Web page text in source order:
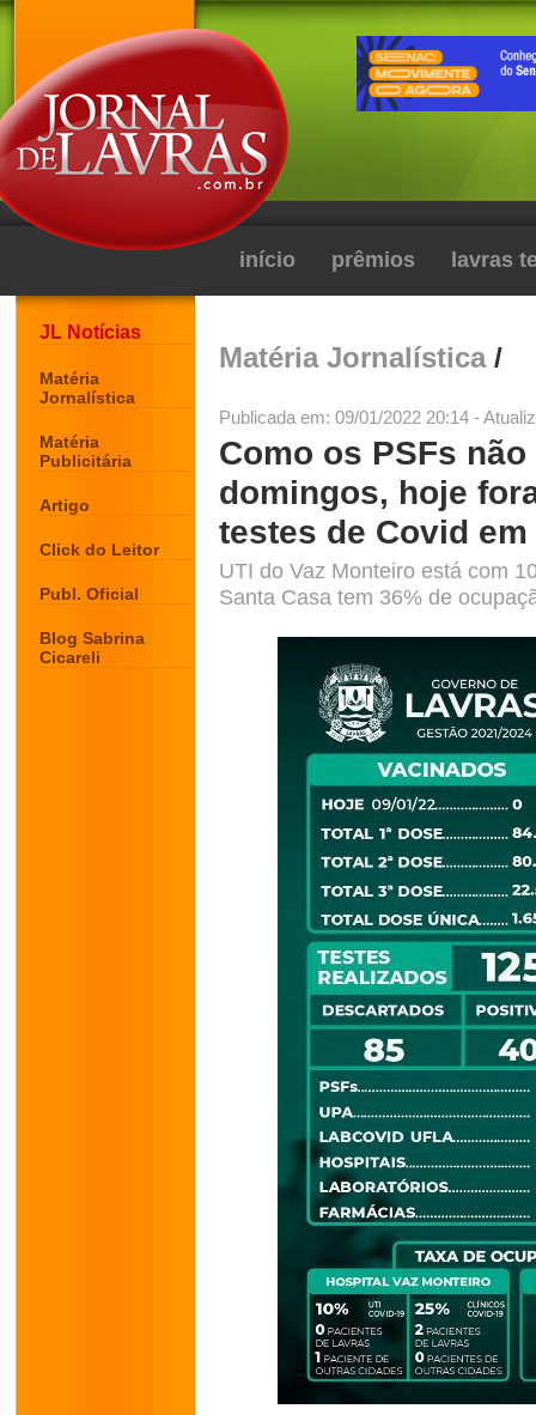
início prêmios lavras
JL Notícias
Matéria
Jornalística
Matéria
Publicitária
Artigo
Click do Leitor
Publ. Oficial
Blog Sabrina
Cicareli
Matéria Jornalística/
Publicada em: 09/01/2022 20:14 -
Como os PSFs
domingos, hoje
testes de Covid
UTI do Vaz Monteiro está com
Santa Casa tem 36% de